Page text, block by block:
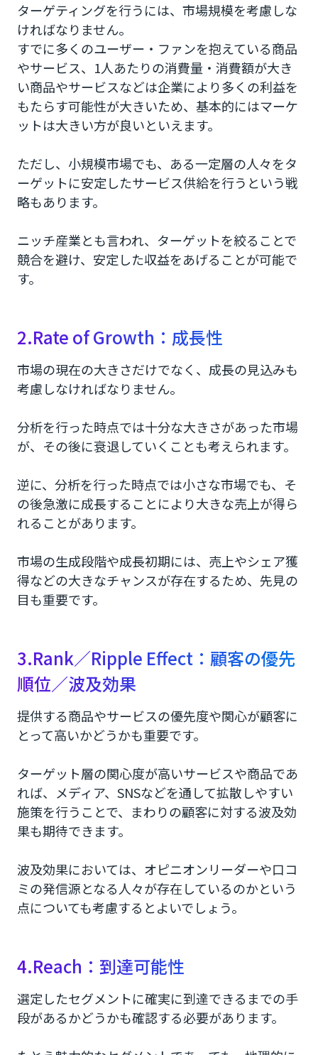
ターゲティングを行うには、市場規模を考慮しな
ければなりません。
すでに多くのユーザー・ファンを抱えている商品
やサービス、1人あたりの消費量・消費額が大き
い商品やサービスなどは企業により多くの利益を
もたらす可能性が大きいため、基本的にはマーケ
ットは大きい方が良いといえます。
ただし、小規模市場でも、ある一定層の人々をタ
ーゲットに安定したサービス供給を行うという戦
略もあります。
ニッチ産業とも言われ、ターゲットを絞ることで
競合を避け、安定した収益をあげることが可能で
す。
2.Rate of Growth：成長性
市場の現在の大きさだけでなく、成長の見込みも
考慮しなければなりません。
分析を行った時点では十分な大きさがあった市場
が、その後に衰退していくことも考えられます。
逆に、分析を行った時点では小さな市場でも、そ
の後急激に成長することにより大きな売上が得ら
れることがあります。
市場の生成段階や成長初期には、売上やシェア獲
得などの大きなチャンスが存在するため、先見の
目も重要です。
3.Rank／Ripple Effect：顧客の優先
順位／波及効果
提供する商品やサービスの優先度や関心が顧客に
とって高いかどうかも重要です。
ターゲット層の関心度が高いサービスや商品であ
れば、メディア、SNSなどを通して拡散しやすい
施策を行うことで、まわりの顧客に対する波及効
果も期待できます。
波及効果においては、オピニオンリーダーや口コ
ミの発信源となる人々が存在しているのかという
点についても考慮するとよいでしょう。
4.Reach：到達可能性
選定したセグメントに確実に到達できるまでの手
段があるかどうかも確認する必要があります。